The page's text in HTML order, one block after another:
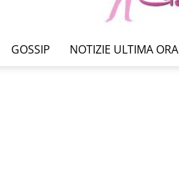
GOSSIP NOTIZIE ULTIMA ORA